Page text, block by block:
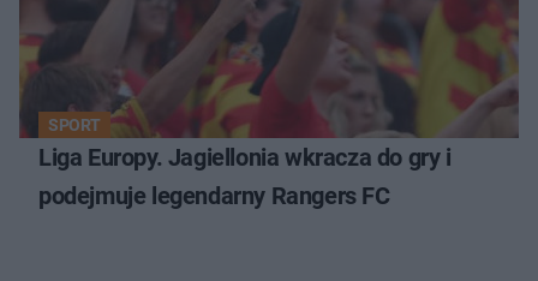
SPORT
Liga Europy. Jagiellonia wkracza do gry i
podejmuje legendarny Rangers FC